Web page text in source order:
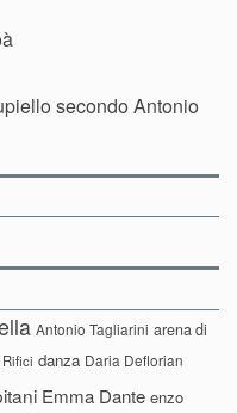
secondo Antonio
Antonio Tagliarini arena di
danza Daria Deflorian
Emma Dante enzo